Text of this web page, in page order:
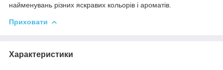
найменувань різних яскравих кольорів і ароматів.
Приховати
Характеристики